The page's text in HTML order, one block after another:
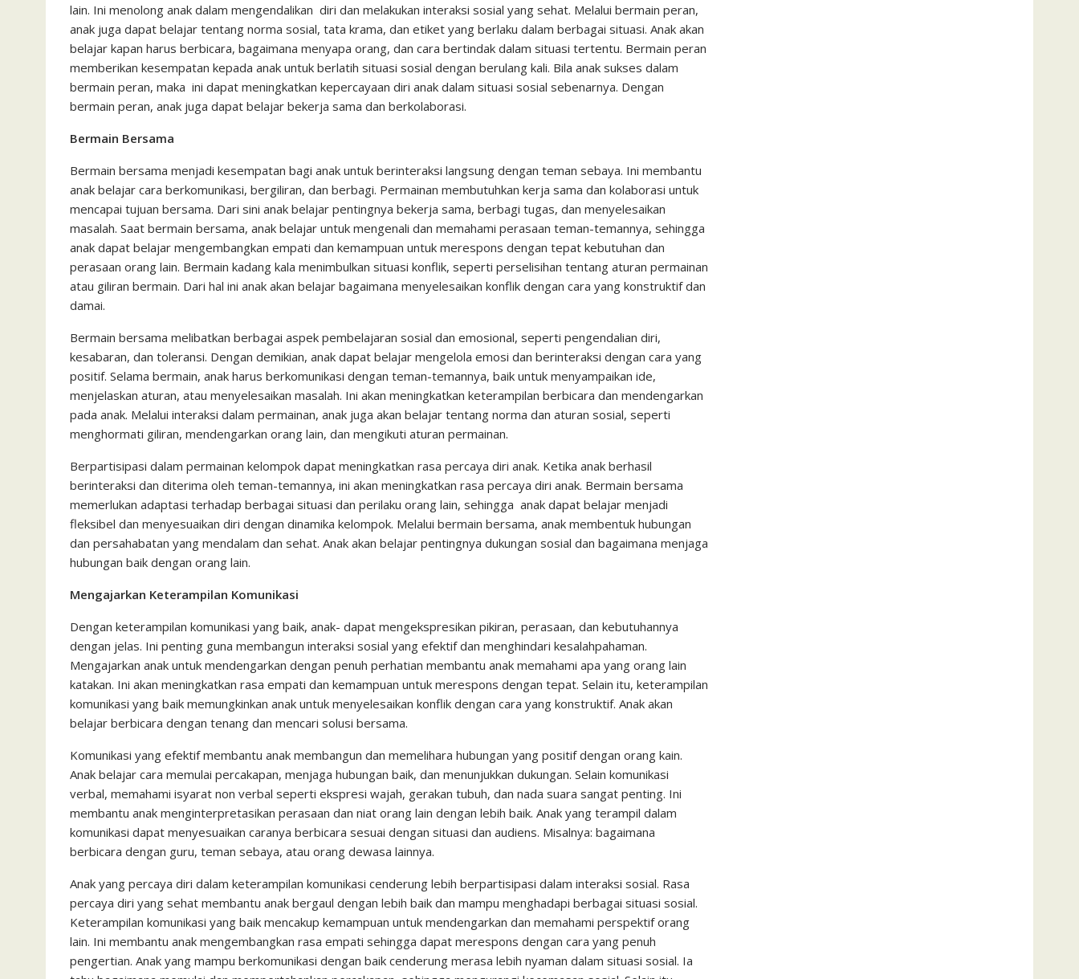
lain. Ini menolong anak dalam mengendalikan diri dan melakukan interaksi sosial yang sehat. Melalui bermain peran,
anak juga dapat belajar tentang norma sosial, tata krama, dan etiket yang berlaku dalam berbagai situasi. Anak akan
belajar kapan harus berbicara, bagaimana menyapa orang, dan cara bertindak dalam situasi tertentu. Bermain peran
memberikan kesempatan kepada anak untuk berlatih situasi sosial dengan berulang kali. Bila anak sukses dalam
bermain peran, maka ini dapat meningkatkan kepercayaan diri anak dalam situasi sosial sebenarnya. Dengan
bermain peran, anak juga dapat belajar bekerja sama dan berkolaborasi.
Bermain Bersama
Bermain bersama menjadi kesempatan bagi anak untuk berinteraksi langsung dengan teman sebaya. Ini membantu
anak belajar cara berkomunikasi, bergiliran, dan berbagi. Permainan membutuhkan kerja sama dan kolaborasi untuk
mencapai tujuan bersama. Dari sini anak belajar pentingnya bekerja sama, berbagi tugas, dan menyelesaikan
masalah. Saat bermain bersama, anak belajar untuk mengenali dan memahami perasaan teman-temannya, sehingga
anak dapat belajar mengembangkan empati dan kemampuan untuk merespons dengan tepat kebutuhan dan
perasaan orang lain. Bermain kadang kala menimbulkan situasi konflik, seperti perselisihan tentang aturan permainan
atau giliran bermain. Dari hal ini anak akan belajar bagaimana menyelesaikan konflik dengan cara yang konstruktif dan
damai.
Bermain bersama melibatkan berbagai aspek pembelajaran sosial dan emosional, seperti pengendalian diri,
kesabaran, dan toleransi. Dengan demikian, anak dapat belajar mengelola emosi dan berinteraksi dengan cara yang
positif. Selama bermain, anak harus berkomunikasi dengan teman-temannya, baik untuk menyampaikan ide,
menjelaskan aturan, atau menyelesaikan masalah. Ini akan meningkatkan keterampilan berbicara dan mendengarkan
pada anak. Melalui interaksi dalam permainan, anak juga akan belajar tentang norma dan aturan sosial, seperti
menghormati giliran, mendengarkan orang lain, dan mengikuti aturan permainan.
Berpartisipasi dalam permainan kelompok dapat meningkatkan rasa percaya diri anak. Ketika anak berhasil
berinteraksi dan diterima oleh teman-temannya, ini akan meningkatkan rasa percaya diri anak. Bermain bersama
memerlukan adaptasi terhadap berbagai situasi dan perilaku orang lain, sehingga anak dapat belajar menjadi
fleksibel dan menyesuaikan diri dengan dinamika kelompok. Melalui bermain bersama, anak membentuk hubungan
dan persahabatan yang mendalam dan sehat. Anak akan belajar pentingnya dukungan sosial dan bagaimana menjaga
hubungan baik dengan orang lain.
Mengajarkan Keterampilan Komunikasi
Dengan keterampilan komunikasi yang baik, anak- dapat mengekspresikan pikiran, perasaan, dan kebutuhannya
dengan jelas. Ini penting guna membangun interaksi sosial yang efektif dan menghindari kesalahpahaman.
Mengajarkan anak untuk mendengarkan dengan penuh perhatian membantu anak memahami apa yang orang lain
katakan. Ini akan meningkatkan rasa empati dan kemampuan untuk merespons dengan tepat. Selain itu, keterampilan
komunikasi yang baik memungkinkan anak untuk menyelesaikan konflik dengan cara yang konstruktif. Anak akan
belajar berbicara dengan tenang dan mencari solusi bersama.
Komunikasi yang efektif membantu anak membangun dan memelihara hubungan yang positif dengan orang kain.
Anak belajar cara memulai percakapan, menjaga hubungan baik, dan menunjukkan dukungan. Selain komunikasi
verbal, memahami isyarat non verbal seperti ekspresi wajah, gerakan tubuh, dan nada suara sangat penting. Ini
membantu anak menginterpretasikan perasaan dan niat orang lain dengan lebih baik. Anak yang terampil dalam
komunikasi dapat menyesuaikan caranya berbicara sesuai dengan situasi dan audiens. Misalnya: bagaimana
berbicara dengan guru, teman sebaya, atau orang dewasa lainnya.
Anak yang percaya diri dalam keterampilan komunikasi cenderung lebih berpartisipasi dalam interaksi sosial. Rasa
percaya diri yang sehat membantu anak bergaul dengan lebih baik dan mampu menghadapi berbagai situasi sosial.
Keterampilan komunikasi yang baik mencakup kemampuan untuk mendengarkan dan memahami perspektif orang
lain. Ini membantu anak mengembangkan rasa empati sehingga dapat merespons dengan cara yang penuh
pengertian. Anak yang mampu berkomunikasi dengan baik cenderung merasa lebih nyaman dalam situasi sosial. Ia